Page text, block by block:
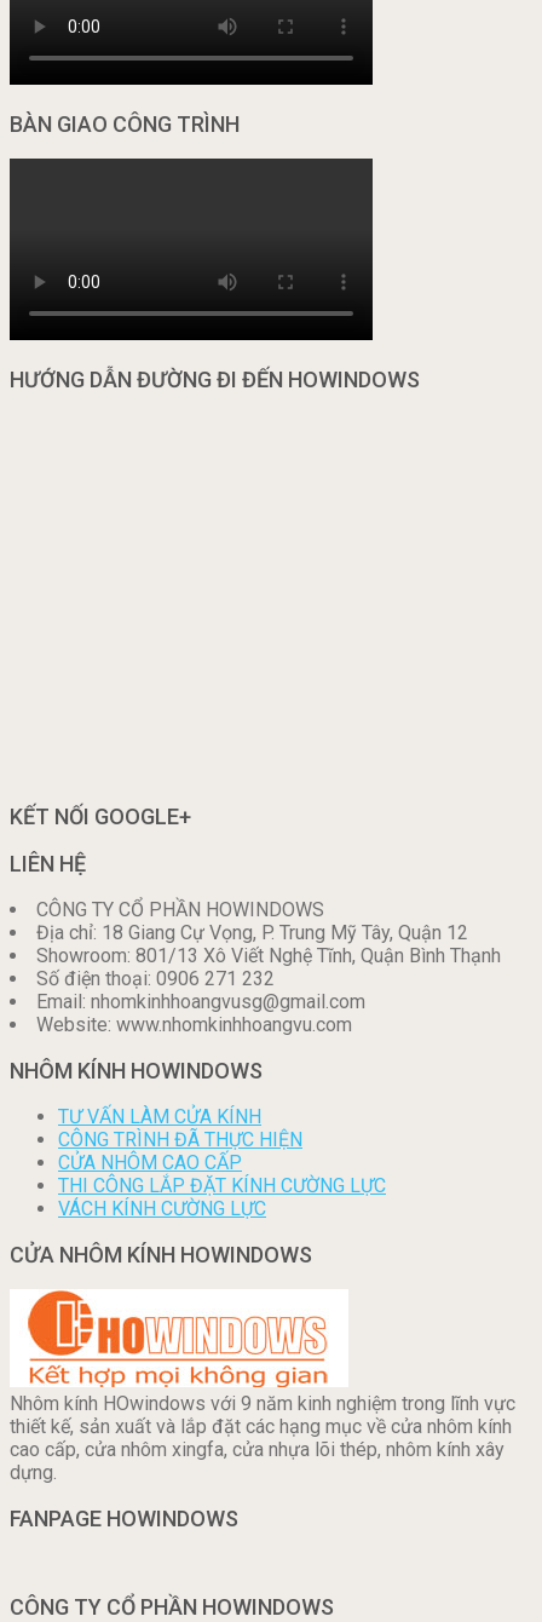
BÀN GIAO CÔNG TRÌNH
HƯỚNG DẪN ĐƯỜNG ĐI ĐẾN HOWINDOWS
KẾT NỐI GOOGLE+
LIÊN HỆ
CÔNG TY CỔ PHẦN HOWINDOWS
Địa chỉ: 18 Giang Cự Vọng, P. Trung Mỹ Tây, Quận 12
Showroom: 801/13 Xô Viết Nghệ Tĩnh, Quận Bình Thạnh
Số điện thoại: 0906 271 232
Email: nhomkinhhoangvusg@gmail.com
Website: www.nhomkinhhoangvu.com
NHÔM KÍNH HOWINDOWS
TƯ VẤN LÀM CỬA KÍNH
CÔNG TRÌNH ĐÃ THỰC HIỆN
CỬA NHÔM CAO CẤP
THI CÔNG LẮP ĐẶT KÍNH CƯỜNG LỰC
VÁCH KÍNH CƯỜNG LỰC
CỬA NHÔM KÍNH HOWINDOWS
Nhôm kính HOwindows với 9 năm kinh nghiệm trong lĩnh vực
thiết kế, sản xuất và lắp đặt các hạng mục về cửa nhôm kính
cao cấp, cửa nhôm xingfa, cửa nhựa lõi thép, nhôm kính xây
dựng.
FANPAGE HOWINDOWS
CÔNG TY CỔ PHẦN HOWINDOWS